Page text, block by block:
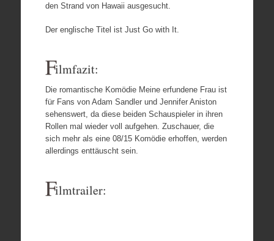
den Strand von Hawaii ausgesucht.
Der englische Titel ist Just Go with It.
Filmfazit:
Die romantische Komödie Meine erfundene Frau ist
für Fans von Adam Sandler und Jennifer Aniston
sehenswert, da diese beiden Schauspieler in ihren
Rollen mal wieder voll aufgehen. Zuschauer, die
sich mehr als eine 08/15 Komödie erhoffen, werden
allerdings enttäuscht sein.
Filmtrailer: